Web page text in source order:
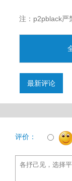
注：p2pblack严
最新评论
评价：